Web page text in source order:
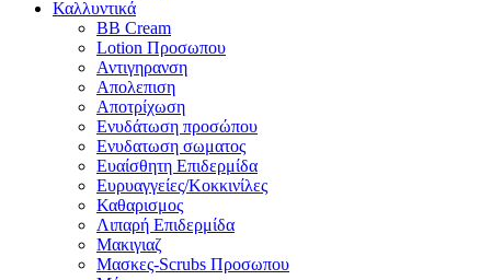
Καλλυντικά
BB Cream
Lotion Προσωπου
Αντιγηρανση
Απολεπιση
Αποτρίχωση
Ενυδάτωση προσώπου
Ενυδατωση σωματος
Ευαίσθητη Επιδερμίδα
Ευρυαγγείες/Κοκκινίλες
Καθαρισμος
Λιπαρή Επιδερμίδα
Μακιγιαζ
Μασκες-Scrubs Προσωπου